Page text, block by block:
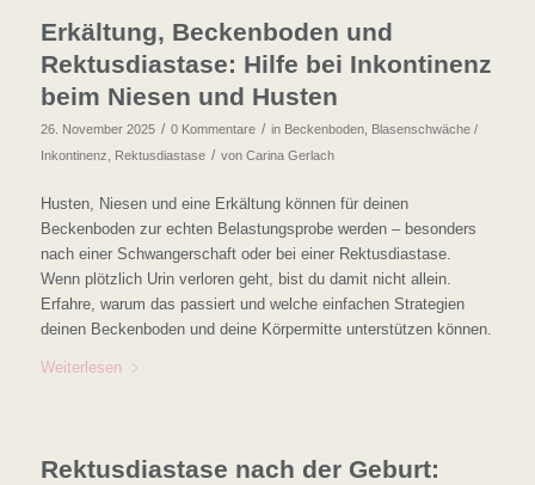
Erkältung, Beckenboden und
Rektusdiastase: Hilfe bei Inkontinenz
beim Niesen und Husten
26. November 2025 / 0 Kommentare / in Beckenboden, Blasenschwäche /
Inkontinenz
Rektusdiastase / von Carina Gerlach
Husten, Niesen und eine Erkältung können für deinen
Beckenboden zur echten Belastungsprobe werden – besonders
nach einer Schwangerschaft oder bei einer Rektusdiastase.
Wenn plötzlich Urin verloren geht, bist du damit nicht allein.
Erfahre, warum das passiert und welche einfachen Strategien
deinen Beckenboden und deine Körpermitte unterstützen können.
Weiterlesen
Rektusdiastase nach der Geburt: